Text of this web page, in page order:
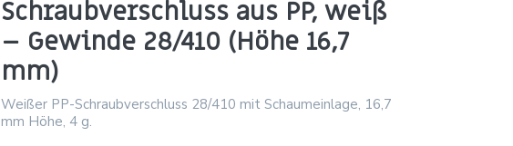
Schraubverschluss aus PP, weiß
– Gewinde 28/410 (Höhe 16,7
mm)
Weißer PP-Schraubverschluss 28/410 mit Schaumeinlage, 16,7
mm Höhe, 4 g.